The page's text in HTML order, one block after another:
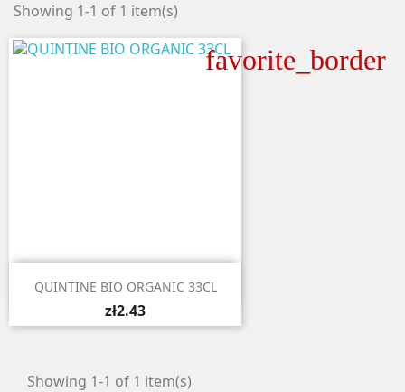
Showing 1-1 of 1 item(s)
favorite_border
 Quick view
QUINTINE BIO ORGANIC 33CL
zł2.43
Showing 1-1 of 1 item(s)